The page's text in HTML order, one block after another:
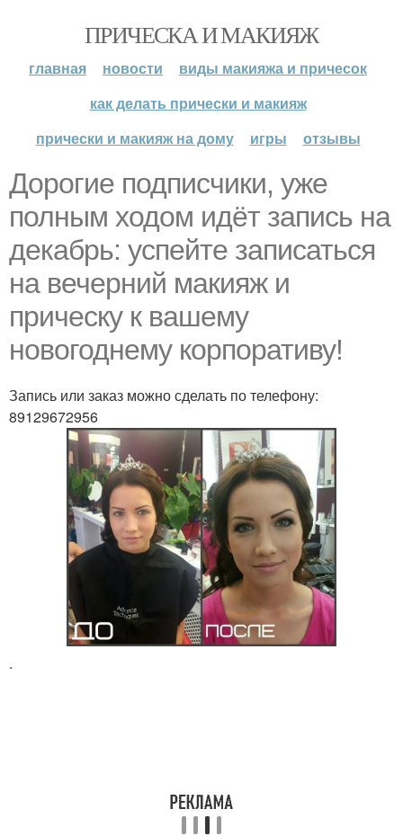
ПРИЧЕСКА И МАКИЯЖ
главная новости
виды макияжа и причесок
как делать прически и макияж
прически и макияж на дому
игры отзывы
Дорогие подписчики, уже
полным ходом идёт запись на
декабрь: успейте записаться
на вечерний макияж и
прическу к вашему
новогоднему корпоративу!
Запись или заказ можно сделать по телефону:
89129672956
.